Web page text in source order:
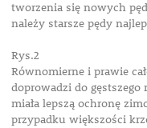
tworzenia się nowych
należy starsze pędy
Rys.2
Równomierne i prawie
doprowadzi do
miała lepszą ochronę
przypadku większości